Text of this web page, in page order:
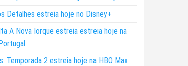
Detalhes estreia hoje no Disney+
A Nova Iorque estreia estreia hoje na
Temporada 2 estreia hoje na HBO Max